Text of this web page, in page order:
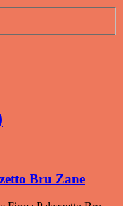
Bru Zane